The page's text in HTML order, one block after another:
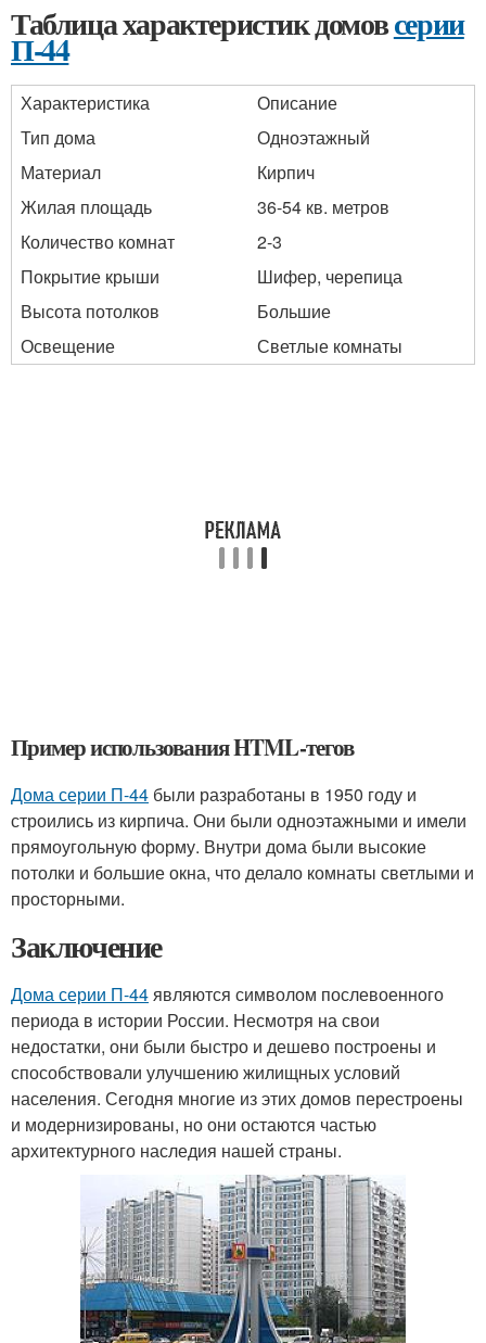
Таблица характеристик домовсерии
П-44
Характеристика
Описание
Тип дома
Одноэтажный
Материал
Кирпич
Жилая площадь
36-54 кв. метров
Количество комнат
2-3
Покрытие крыши
Шифер, черепица
Высота потолков
Большие
Освещение
Светлые комнаты
Пример использования HTML-тегов
Дома серии П-44 были разработаны в 1950 году и
строились из кирпича. Они были одноэтажными и имели
прямоугольную форму. Внутри дома были высокие
потолки и большие окна, что делало комнаты светлыми и
просторными.
Заключение
Дома серии П-44являются символом послевоенного
периода в истории России. Несмотря на свои
недостатки, они были быстро и дешево построены и
способствовали улучшению жилищных условий
населения. Сегодня многие из этих домов перестроены
и модернизированы, но они остаются частью
архитектурного наследия нашей страны.